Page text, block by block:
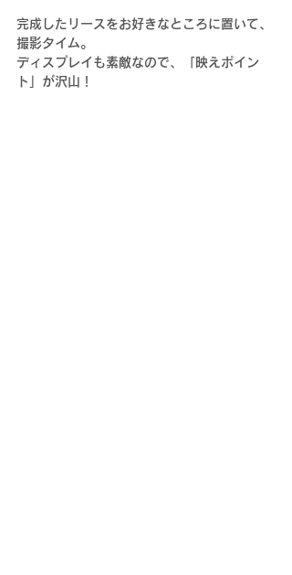
完成したリースをお好きなところに置いて、
撮影タイム。
ディスプレイも素敵なので、「映えポイン
ト」が沢山！